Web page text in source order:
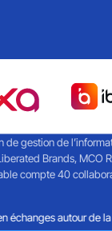
de gestion de
Brands, MCO
compte 40
autour de la